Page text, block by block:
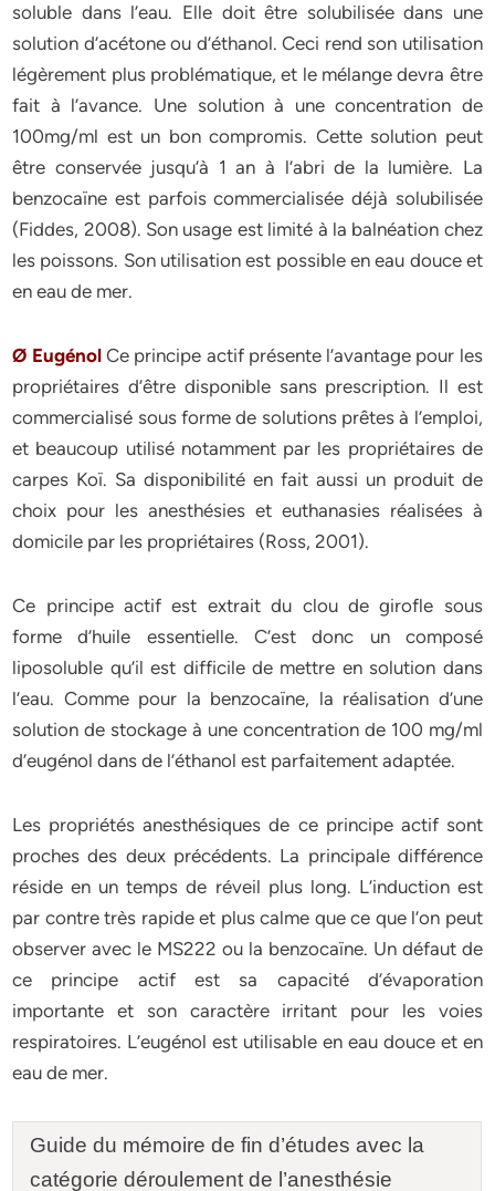
soluble dans l’eau. Elle doit être solubilisée dans une
solution d’acétone ou d’éthanol. Ceci rend son utilisation
légèrement plus problématique, et le mélange devra être
fait à l’avance. Une solution à une concentration de
100mg/ml est un bon compromis. Cette solution peut
être conservée jusqu’à 1 an à l’abri de la lumière. La
benzocaïne est parfois commercialisée déjà solubilisée
(Fiddes, 2008). Son usage est limité à la balnéation chez
les poissons. Son utilisation est possible en eau douce et
en eau de mer.
Ø Eugénol Ce principe actif présente l’avantage pour les
propriétaires d’être disponible sans prescription. Il est
commercialisé sous forme de solutions prêtes à l’emploi,
et beaucoup utilisé notamment par les propriétaires de
carpes Koï. Sa disponibilité en fait aussi un produit de
choix pour les anesthésies et euthanasies réalisées à
domicile par les propriétaires (Ross, 2001).
Ce principe actif est extrait du clou de girofle sous
forme d’huile essentielle. C’est donc un composé
liposoluble qu’il est difficile de mettre en solution dans
l’eau. Comme pour la benzocaïne, la réalisation d’une
solution de stockage à une concentration de 100 mg/ml
d’eugénol dans de l’éthanol est parfaitement adaptée.
Les propriétés anesthésiques de ce principe actif sont
proches des deux précédents. La principale différence
réside en un temps de réveil plus long. L’induction est
par contre très rapide et plus calme que ce que l’on peut
observer avec le MS222 ou la benzocaïne. Un défaut de
ce principe actif est sa capacité d’évaporation
importante et son caractère irritant pour les voies
respiratoires. L’eugénol est utilisable en eau douce et en
eau de mer.
Guide du mémoire de fin d’études avec la
catégorie déroulement de l’anesthésie